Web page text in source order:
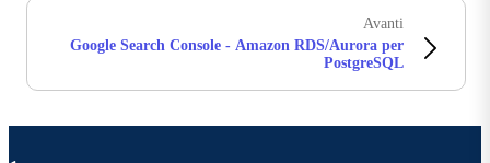
Avanti
Google Search Console - Amazon RDS/Aurora per
PostgreSQL